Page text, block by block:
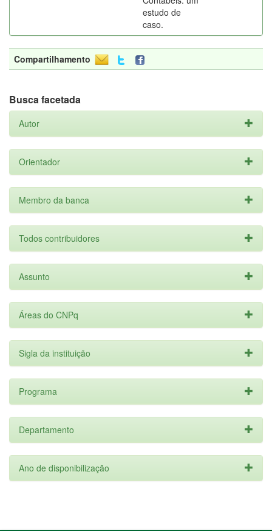
estudo de
caso.
Compartilhamento
Busca facetada
Autor
Orientador
Membro da banca
Todos contribuidores
Assunto
Áreas do CNPq
Sigla da instituição
Programa
Departamento
Ano de disponibilização